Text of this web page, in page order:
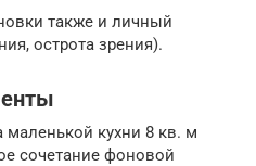
также и личный
острота зрения).
маленькой кухни 8 кв. м
сочетание фоновой